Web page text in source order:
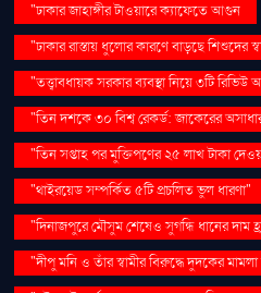
"ঢাকার জাহাঙ্গীর টাওয়ারে ক্যাফেতে আগুন
"ঢাকার রাস্তায় ধুলোর কারণে বাড়ছে শিশুদের
"তত্ত্বাবধায়ক সরকার ব্যবস্থা নিয়ে ৩টি
"তিন দশকে ৩০ বিশ্ব রেকর্ড: জাকেরের
"তিন সপ্তাহ পর মুক্তিপণের ২৫ লাখ টাকা
"থাইরয়েড সম্পর্কিত ৫টি প্রচলিত ভুল ধারণা"
"দিনাজপুরে মৌসুম শেষেও সুগন্ধি ধানের দাম
"দীপু মনি ও তাঁর স্বামীর বিরুদ্ধে দুদকের